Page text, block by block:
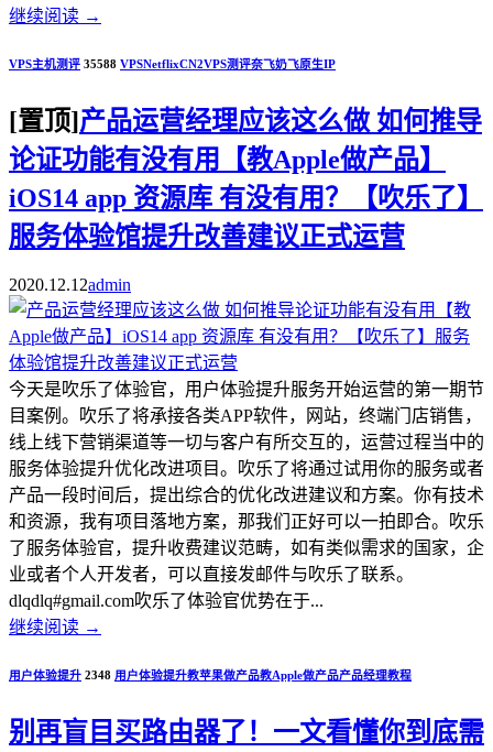
继续阅读 →
VPS主机测评 35588 VPSNetflixCN2VPS测评奈飞奶飞原生IP
[置顶]产品运营经理应该这么做 如何推导
论证功能有没有用【教Apple做产品】
iOS14 app 资源库 有没有用？【吹乐了】
服务体验馆提升改善建议正式运营
2020.12.12admin
今天是吹乐了体验官，用户体验提升服务开始运营的第一期节
目案例。吹乐了将承接各类APP软件，网站，终端门店销售，
线上线下营销渠道等一切与客户有所交互的，运营过程当中的
服务体验提升优化改进项目。吹乐了将通过试用你的服务或者
产品一段时间后，提出综合的优化改进建议和方案。你有技术
和资源，我有项目落地方案，那我们正好可以一拍即合。吹乐
了服务体验官，提升收费建议范畴，如有类似需求的国家，企
业或者个人开发者，可以直接发邮件与吹乐了联系。
dlqdlq#gmail.com吹乐了体验官优势在于...
继续阅读 →
用户体验提升 2348 用户体验提升教苹果做产品教Apple做产品产品经理教程
别再盲目买路由器了！一文看懂你到底需